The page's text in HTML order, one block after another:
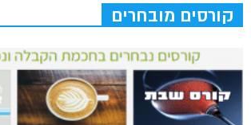
קורסים מובחרים